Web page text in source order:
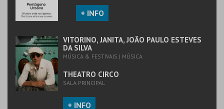
+ INFO
VITORINO, JANITA, JOÃO PAULO ESTEVES
DA SILVA
MÚSICA & FESTIVAIS | MÚSICA
THEATRO CIRCO
SALA PRINCIPAL
+ INFO